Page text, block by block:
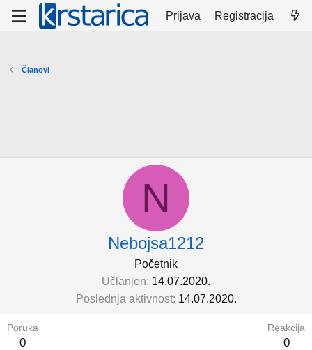
Prijava Registracija
Članovi
N
Nebojsa1212
Početnik
Učlanjen 14.07.2020.
Poslednja aktivnost 14.07.2020.
Poruka
0
Reakcija
0